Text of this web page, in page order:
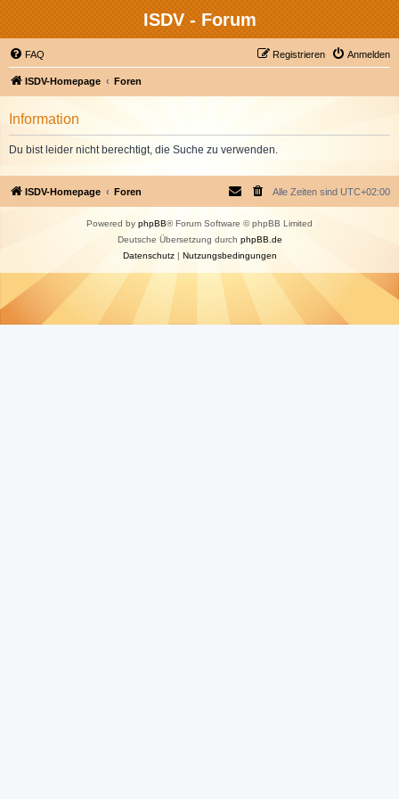
ISDV - Forum
FAQ Anmelden
Registrieren
ISDV-Homepage Foren
Information
Du bist leider nicht berechtigt, die Suche zu verwenden.
ISDV-Homepage Foren Alle Zeiten sind UTC+02:00
Powered by phpBB® Forum Software © phpBB Limited
Deutsche Übersetzung durch phpBB.de
Datenschutz| Nutzungsbedingungen